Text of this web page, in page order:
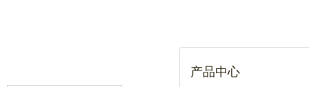
产品中心